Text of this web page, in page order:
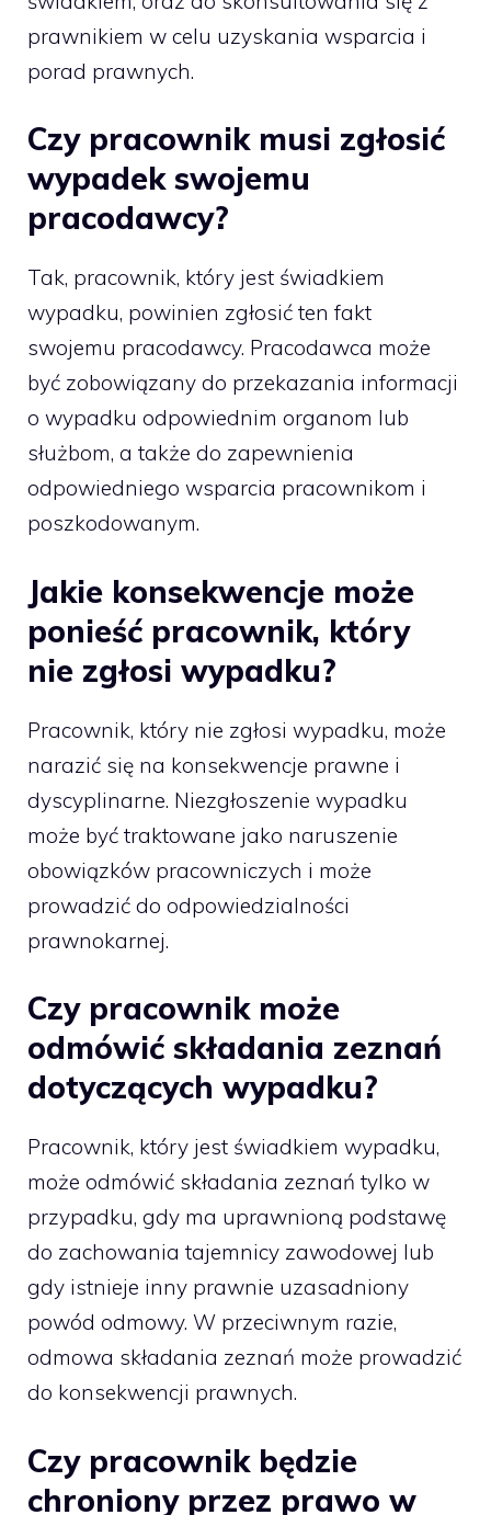
prawnikiem w celu uzyskania wsparcia i
porad prawnych.
Czy pracownik musi zgłosić
wypadek swojemu
pracodawcy?
Tak, pracownik, który jest świadkiem
wypadku, powinien zgłosić ten fakt
swojemu pracodawcy. Pracodawca może
być zobowiązany do przekazania informacji
o wypadku odpowiednim organom lub
służbom, a także do zapewnienia
odpowiedniego wsparcia pracownikom i
poszkodowanym.
Jakie konsekwencje może
ponieść pracownik, który
nie zgłosi wypadku?
Pracownik, który nie zgłosi wypadku, może
narazić się na konsekwencje prawne i
dyscyplinarne. Niezgłoszenie wypadku
może być traktowane jako naruszenie
obowiązków pracowniczych i może
prowadzić do odpowiedzialności
prawnokarnej.
Czy pracownik może
odmówić składania zeznań
dotyczących wypadku?
Pracownik, który jest świadkiem wypadku,
może odmówić składania zeznań tylko w
przypadku, gdy ma uprawnioną podstawę
do zachowania tajemnicy zawodowej lub
gdy istnieje inny prawnie uzasadniony
powód odmowy. W przeciwnym razie,
odmowa składania zeznań może prowadzić
do konsekwencji prawnych.
Czy pracownik będzie
chroniony przez prawo w